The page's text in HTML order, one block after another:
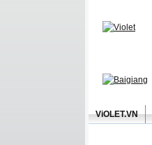
ViOLET.VN